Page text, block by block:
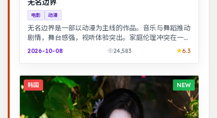
无名边界
电影 动漫
无名边界是一部以动漫为主线的作品。音乐与舞蹈推动
剧情，舞台感强，视听体验突出。家庭伦理冲突在一场
意外后集中爆发，情感冲击力足。
2026-10-08 24,583 6.3
韩国 NEW